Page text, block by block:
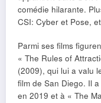
comédie hilarante.
CSI: Cyber ​​et Pose,
Parmi ses films
« The Rules of
(2009), qui lui a valu
film de San Diego. Il
en 2019 et à « The